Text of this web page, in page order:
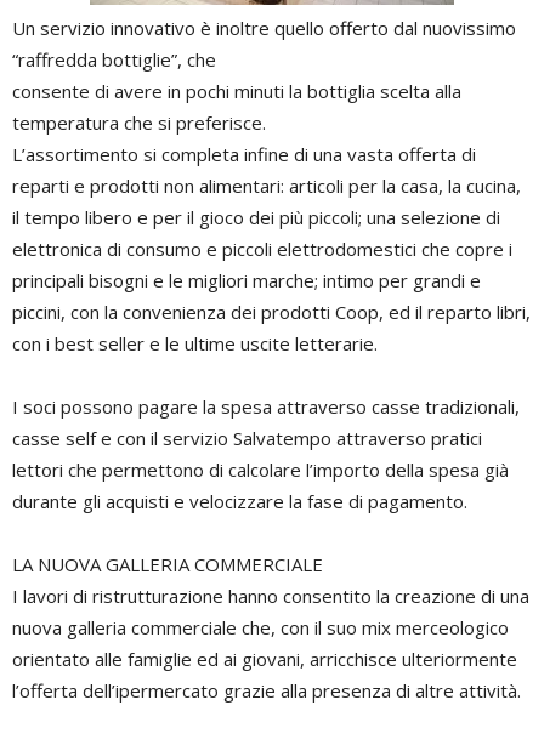
Un servizio innovativo è inoltre quello offerto dal nuovissimo
“raffredda bottiglie”, che
consente di avere in pochi minuti la bottiglia scelta alla
temperatura che si preferisce.
L’assortimento si completa infine di una vasta offerta di
reparti e prodotti non alimentari: articoli per la casa, la cucina,
il tempo libero e per il gioco dei più piccoli; una selezione di
elettronica di consumo e piccoli elettrodomestici che copre i
principali bisogni e le migliori marche; intimo per grandi e
piccini, con la convenienza dei prodotti Coop, ed il reparto libri,
con i best seller e le ultime uscite letterarie.
I soci possono pagare la spesa attraverso casse tradizionali,
casse self e con il servizio Salvatempo attraverso pratici
lettori che permettono di calcolare l’importo della spesa già
durante gli acquisti e velocizzare la fase di pagamento.
LA NUOVA GALLERIA COMMERCIALE
I lavori di ristrutturazione hanno consentito la creazione di una
nuova galleria commerciale che, con il suo mix merceologico
orientato alle famiglie ed ai giovani, arricchisce ulteriormente
l’offerta dell’ipermercato grazie alla presenza di altre attività.